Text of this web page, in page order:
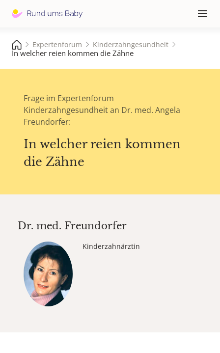
≡
Expertenforum Kinderzahngesundheit
In welcher reien kommen die Zähne
Frage im Expertenforum
Kinderzahngesundheit an Dr. med. Angela
Freundorfer:
In welcher reien kommen
die Zähne
Dr. med. Freundorfer
Kinderzahnärztin